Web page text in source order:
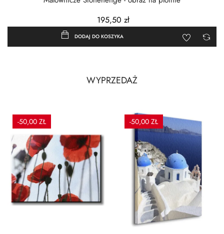
195,50 zł
DODAJ DO KOSZYKA
WYPRZEDAŻ
-50,00 ZŁ -50,00 ZŁ